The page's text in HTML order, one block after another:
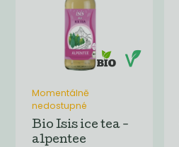
Momentálně
nedostupné
Bio Isis ice tea -
alpentee